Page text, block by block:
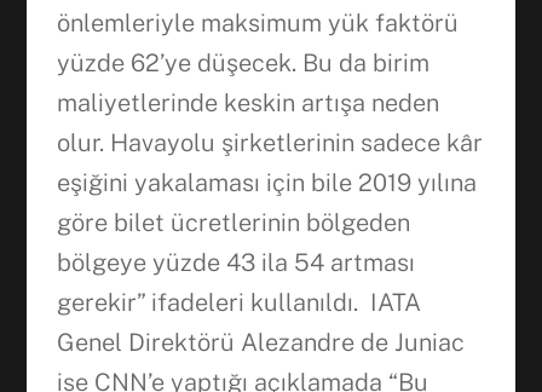
önlemleriyle maksimum yük faktörü
yüzde 62’ye düşecek. Bu da birim
maliyetlerinde keskin artışa neden
olur. Havayolu şirketlerinin sadece kâr
eşiğini yakalaması için bile 2019 yılına
göre bilet ücretlerinin bölgeden
bölgeye yüzde 43 ila 54 artması
gerekir” ifadeleri kullanıldı. IATA
Genel Direktörü Alezandre de Juniac
ise CNN’e yaptığı açıklamada “Bu